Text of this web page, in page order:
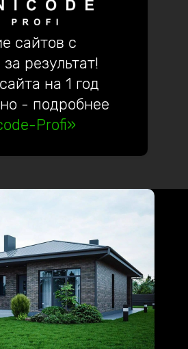
сайтов с
результат!
на 1 год
- подробнее
Profi»